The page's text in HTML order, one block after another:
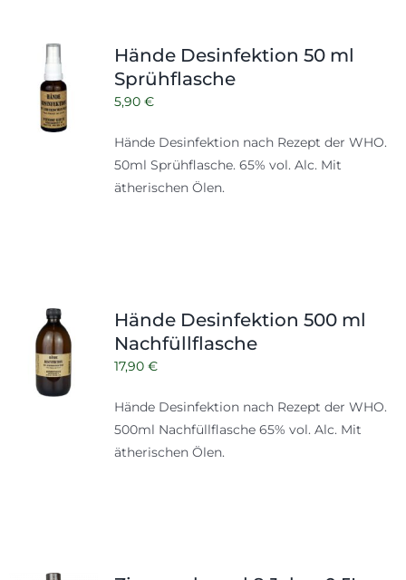
Hände Desinfektion 50 ml
Sprühflasche
5,90 €
Hände Desinfektion nach Rezept der WHO.
50ml Sprühflasche. 65% vol. Alc. Mit
ätherischen Ölen.
Hände Desinfektion 500 ml
Nachfüllflasche
17,90 €
Hände Desinfektion nach Rezept der WHO.
500ml Nachfüllflasche65% vol. Alc. Mit
ätherischen Ölen.